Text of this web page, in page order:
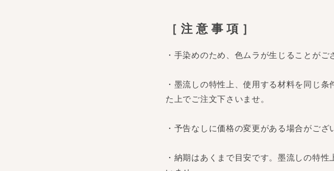
［注意事項］
・手染めのため、色ムラが生じることがご
・墨流しの特性上、使用する材料を同じ
た上でご注文下さいませ。
・予告なしに価格の変更がある場合がござ
・納期はあくまで目安です。墨流しの特